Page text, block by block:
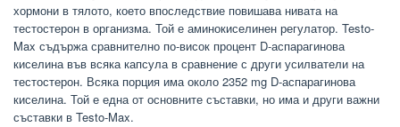
хормони в тялото, което впоследствие повишава нивата на
тестостерон в организма. Той е аминокиселинен регулатор. Testo-
Max съдържа сравнително по-висок процент D-аспарагинова
киселина във всяка капсула в сравнение с други усилватели на
тестостерон. Всяка порция има около 2352 mg D-аспарагинова
киселина. Той е една от основните съставки, но има и други важни
съставки в Testo-Max.